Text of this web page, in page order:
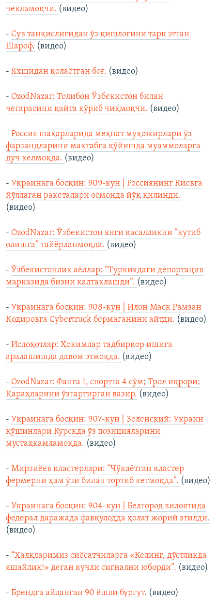
чекламоқчи. (видео)
- Сув танқислигидан ўз қишлоғини тарк этган
Шароф. (видео)
- Яхшидан қолаётган боғ. (видео)
- OzodNazar: Толибон Ўзбекистон билан
чегарасини қайта кўриб чиқмоқчи. (видео)
- Россия шаҳарларида меҳнат муҳожирлари ўз
фарзандларини мактабга қўйишда муаммоларга
дуч келмоқда. (видео)
- Украинага босқин: 909-кун | Россиянинг Киевга
йўллаган ракеталари осмонда йўқ қилинди.
(видео)
- OzodNazar: Ўзбекистон янги касалликни “кутиб
олишга” тайёрланмоқда. (видео)
- Ўзбекистонлик аёллар: “Туркиядаги депортация
марказида бизни калтаклашди”. (видео)
- Украинага босқин: 908-кун | Илон Маск Рамзан
Қодировга Cybertruck бермаганини айтди. (видео)
- Ислоҳотлар: Ҳокимлар тадбиркор ишига
аралашишда давом этмоқда. (видео)
- OzodNazar: Фанга 1, спортга 4 сўм; Трол иқрори;
Қараҳларини ўзгартирган вазир. (видео)
- Украинага босқин: 907-кун | Зеленский: Украин
қўшинлари Курскда ўз позицияларини
мустаҳкамламоқда. (видео)
- Мирзиёев кластерлари: “Чўкаётган кластер
фермерни ҳам ўзи билан тортиб кетмоқда”. (видео)
- Украинага босқин: 904-кун | Белгород вилоятида
федерал даражада фавқулодда ҳолат жорий этилди.
(видео)
- “Халқларимиз сиёсатчиларга «Келинг, дўстликда
яшайлик!» деган кучли сигнални юборди”. (видео)
- Брендга айланган 90 ёшли бургут. (видео)